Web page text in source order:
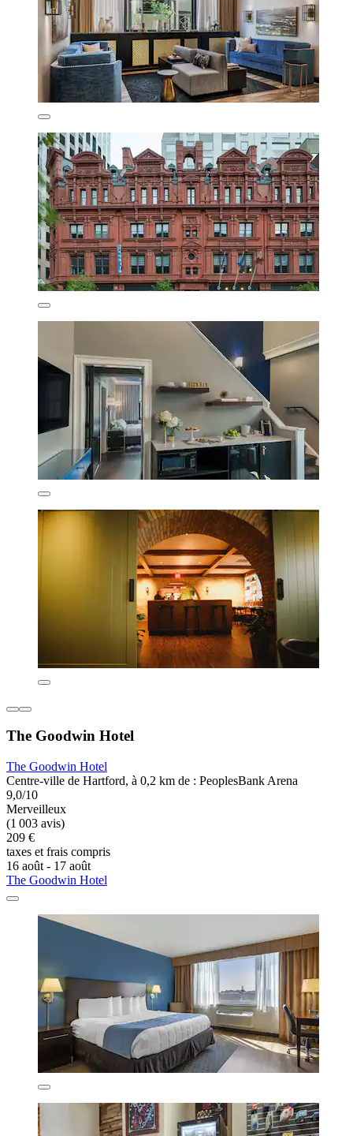
The Goodwin Hotel
The Goodwin Hotel
Centre-ville de Hartford, à 0,2 km de : PeoplesBank Arena
9,0/10
Merveilleux
(1 003 avis)
209 €
taxes et frais compris
16 août - 17 août
The Goodwin Hotel